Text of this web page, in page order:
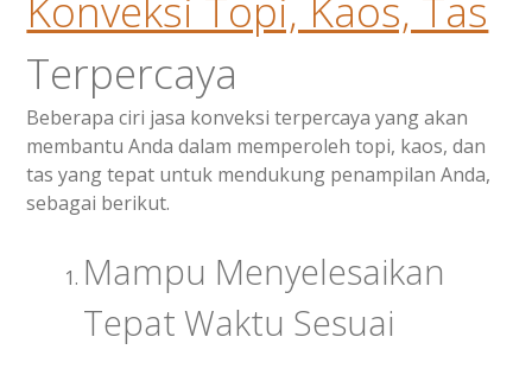
Terpercaya
Beberapa ciri jasa konveksi terpercaya yang akan
membantu Anda dalam memperoleh topi, kaos, dan
tas yang tepat untuk mendukung penampilan Anda,
sebagai berikut.
Mampu Menyelesaikan
Tepat Waktu Sesuai